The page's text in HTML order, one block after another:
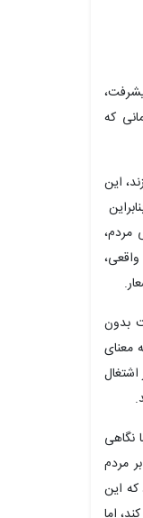
6 آذر ماه 1404 روایت شد پیشرفت،
که
این
مردم،
بدون
معنای
نگاهی
مردم
که این